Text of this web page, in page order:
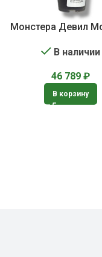
Монстера Девил
В наличии
46 789 ₽
В корзину